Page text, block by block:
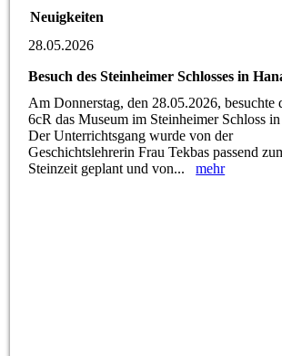
Neuigkeiten
28.05.2026
Besuch des Steinheimer Schlosses in
Am Donnerstag, den 28.05.2026, besuchte
6cR das Museum im Steinheimer Schloss
Der Unterrichtsgang wurde von der
Geschichtslehrerin Frau Tekbas passend
Steinzeit geplant und von...mehr